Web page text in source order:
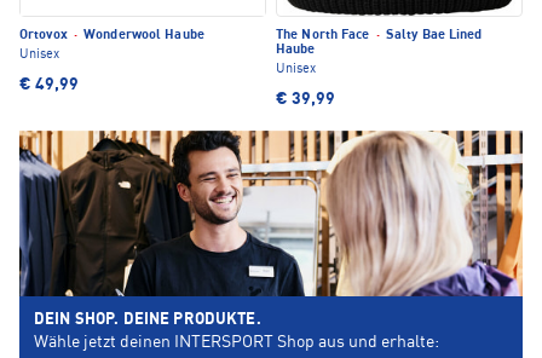
Ortovox · Wonderwool Haube
Unisex
€ 49,99
The North Face · Salty Bae Lined
Haube
Unisex
€ 39,99
DEIN SHOP. DEINE PRODUKTE.
Wähle jetzt deinen INTERSPORT Shop aus und erhalte: